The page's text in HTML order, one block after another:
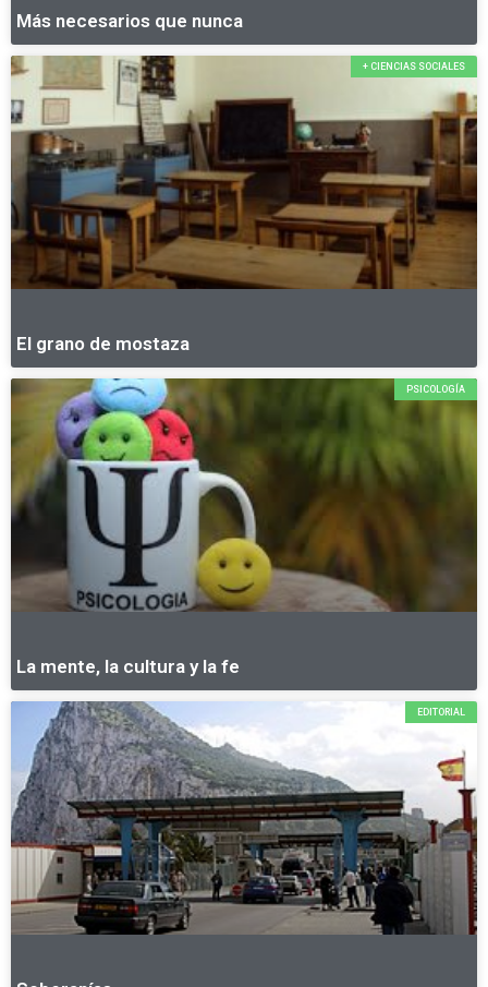
Más necesarios que nunca
+ CIENCIAS SOCIALES
El grano de mostaza
PSICOLOGÍA
La mente, la cultura y la fe
EDITORIAL